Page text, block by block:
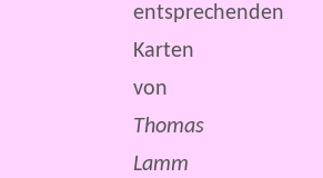
entsprechenden
Karten
von
Thomas
Lamm